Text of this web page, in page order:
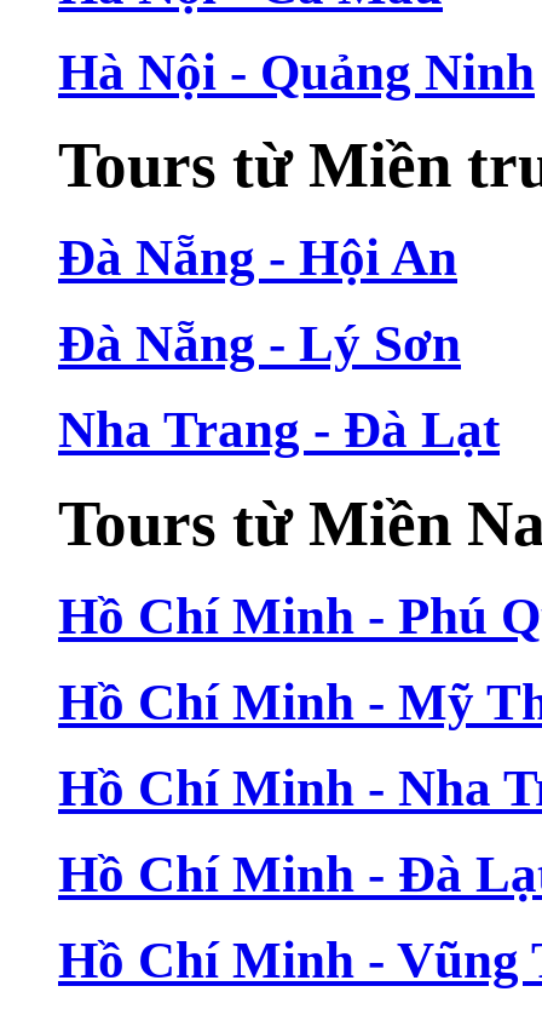
Hà Nội - Quảng Ninh
Tours từ Miền
Đà Nẵng - Hội An
Đà Nẵng - Lý Sơn
Nha Trang - Đà Lạt
Tours từ Miền
Hồ Chí Minh - Phú
Hồ Chí Minh - Mỹ
Hồ Chí Minh - Nha
Hồ Chí Minh - Đà
Hồ Chí Minh - Vũng